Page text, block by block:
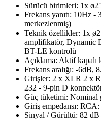
Sürücü birimleri: 1x
Frekans yanıtı: 10Hz -
merkezlenmiş)
Teknik özellikler: 1x
amplifikatör, Dynamic
BT-LE kontrolü
Açıklama: Aktif kapalı
Frekans aralığı: -6dB,
Girişler: 2 x XLR 2 x
232 - 9-pin D
Güç tüketimi: Nominal
Giriş empedansı: RCA:
Sinyal / Gürültü: 82 dB